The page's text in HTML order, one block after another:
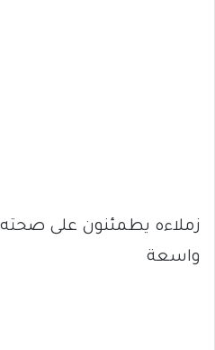
زملاءه يطمئنون على
واسعة